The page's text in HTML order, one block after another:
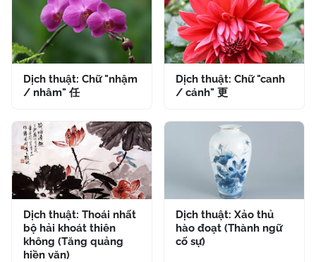
Dịch thuật: Chữ "nhậm
/ nhâm" 任
Dịch thuật: Chữ "canh
/ cánh" 更
Dịch thuật: Thoái nhất
bộ hải khoát thiên
không (Tăng quảng
hiền văn)
Dịch thuật: Xảo thủ
hào đoạt (Thành ngữ
cố sự)